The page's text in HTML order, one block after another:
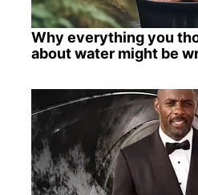
Why everything you
about water might be